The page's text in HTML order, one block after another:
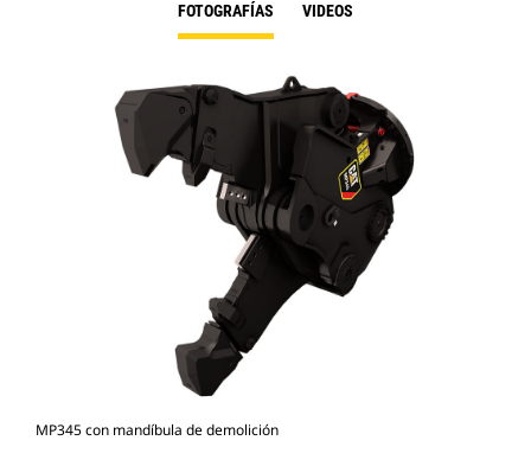
FOTOGRAFÍAS VIDEOS
MP345 con mandíbula de demolición